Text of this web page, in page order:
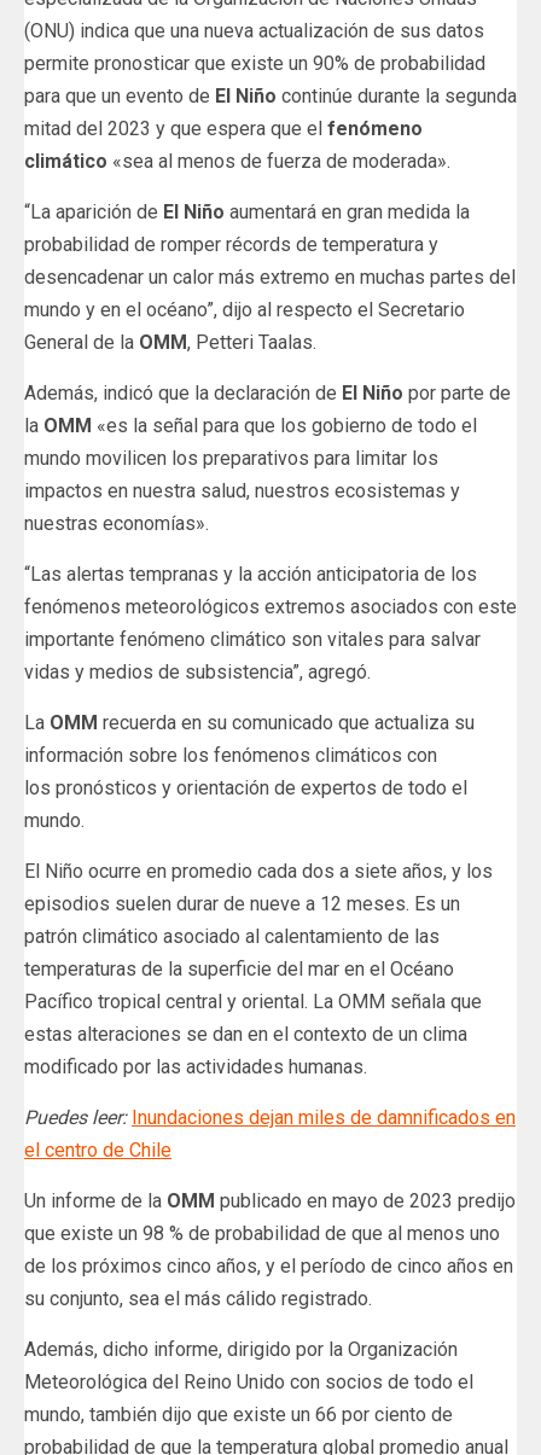
(ONU) indica que una nueva actualización de sus datos
permite pronosticar que existe un 90% de probabilidad
para que un evento de El Niño continúe durante la segunda
mitad del 2023 y que espera que el fenómeno
climático «sea al menos de fuerza de moderada».
“La aparición de El Niño aumentará en gran medida la
probabilidad de romper récords de temperatura y
desencadenar un calor más extremo en muchas partes del
mundo y en el océano”, dijo al respecto el Secretario
General de la OMM, Petteri Taalas.
Además, indicó que la declaración de El Niño por parte de
la OMM «es la señal para que los gobierno de todo el
mundo movilicen los preparativos para limitar los
impactos en nuestra salud, nuestros ecosistemas y
nuestras economías».
“Las alertas tempranas y la acción anticipatoria de los
fenómenos meteorológicos extremos asociados con este
importante fenómeno climático son vitales para salvar
vidas y medios de subsistencia”, agregó.
La OMM recuerda en su comunicado que actualiza su
información sobre los fenómenos climáticos con
los pronósticos y orientación de expertos de todo el
mundo.
El Niño ocurre en promedio cada dos a siete años, y los
episodios suelen durar de nueve a 12 meses. Es un
patrón climático asociado al calentamiento de las
temperaturas de la superficie del mar en el Océano
Pacífico tropical central y oriental. La OMM señala que
estas alteraciones se dan en el contexto de un clima
modificado por las actividades humanas.
Puedes leer: Inundaciones dejan miles de damnificados en
el centro de Chile
Un informe de la OMM publicado en mayo de 2023 predijo
que existe un 98 % de probabilidad de que al menos uno
de los próximos cinco años, y el período de cinco años en
su conjunto, sea el más cálido registrado.
Además, dicho informe, dirigido por la Organización
Meteorológica del Reino Unido con socios de todo el
mundo, también dijo que existe un 66 por ciento de
probabilidad de que la temperatura global promedio anual